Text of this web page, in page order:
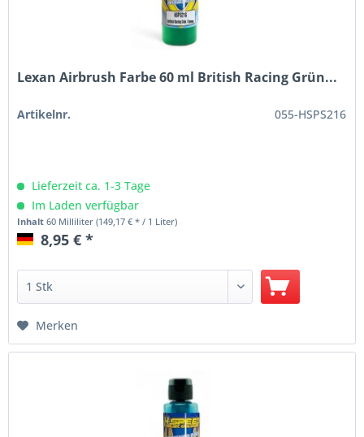
Lexan Airbrush Farbe 60 ml British Racing Grün...
Artikelnr. 055-HSPS216
Lieferzeit ca. 1-3 Tage
Im Laden verfügbar
Inhalt60 Milliliter(149,17 € * / 1 Liter)
8,95 € *
Merken